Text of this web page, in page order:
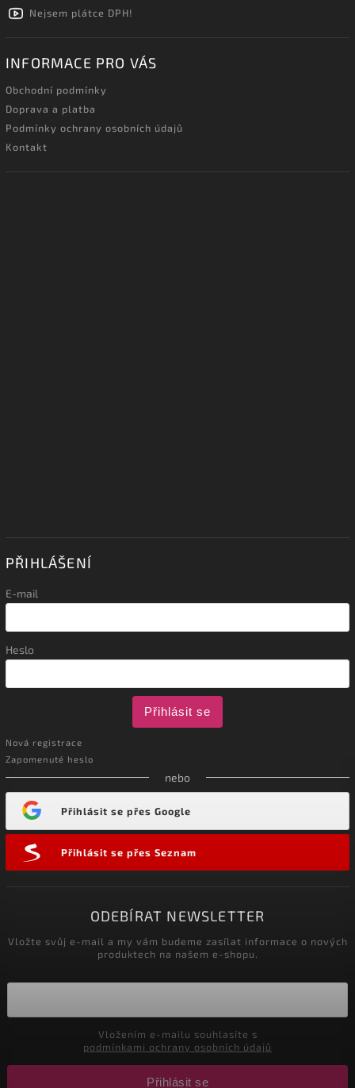
Nejsem plátce DPH!
INFORMACE PRO VÁS
Obchodní podmínky
Doprava a platba
Podmínky ochrany osobních údajů
Kontakt
PŘIHLÁŠENÍ
E-mail
Heslo
Přihlásit se
Nová registrace
Zapomenuté heslo
nebo
Přihlásit se přes Google
Přihlásit se přes Seznam
ODEBÍRAT NEWSLETTER
Vložte svůj e-mail a my vám budeme zasílat informace o nových
produktech na našem e-shopu.
podmínkami ochrany osobních údajů
Přihlásit se